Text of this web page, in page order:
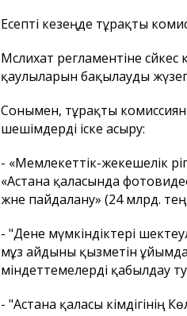
Есепті кезеңде тұрақты
Мәслихат регламентіне
қаулыларын бақылауды
Сонымен, тұрақты
шешімдерді іске асыру:
- «Мемлекеттік-жекешелік
«Астана қаласында
және пайдалану» (24 млрд.
- "Дене мүмкіндіктері
мұз айдыны қызметін
міндеттемелерді қабылдау
- "Астана қаласы әкімдігінің